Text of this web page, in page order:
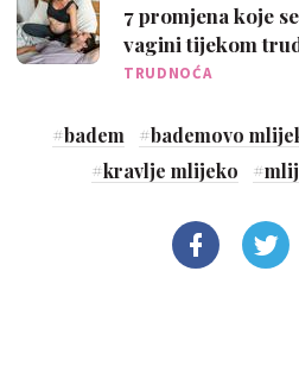
7 promjena koje
vagini tijekom
TRUDNOĆA
#badem #bademovo
#kravlje mlijeko #